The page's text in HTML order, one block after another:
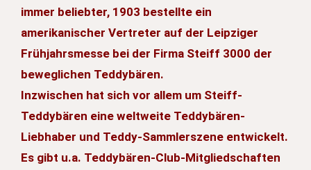
immer beliebter, 1903 bestellte ein
amerikanischer Vertreter auf der Leipziger
Frühjahrsmesse bei der Firma Steiff 3000 der
beweglichen Teddybären.
Inzwischen hat sich vor allem um Steiff-
Teddybären eine weltweite Teddybären-
Liebhaber und Teddy-Sammlerszene entwickelt.
Es gibt u.a. Teddybären-Club-Mitgliedschaften